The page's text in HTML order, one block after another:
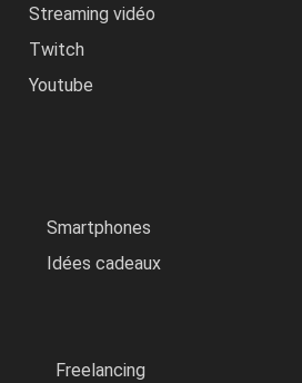
Streaming vidéo
Twitch
Youtube
Smartphones
Idées cadeaux
Freelancing